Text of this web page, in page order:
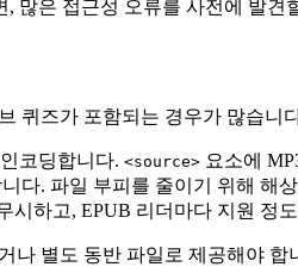
, 많은 접근성 오류를 사전에 발견
퀴즈가 포함되는 경우가 많습니
코딩합니다. <source> 요소에
다. 파일 부피를 줄이기 위해 해
시하고, EPUB 리더마다 지원
나 별도 동반 파일로 제공해야